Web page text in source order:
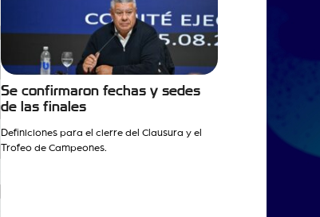
Se confirmaron fechas y sedes
de las finales
Definiciones para el cierre del Clausura y el
Trofeo de Campeones.